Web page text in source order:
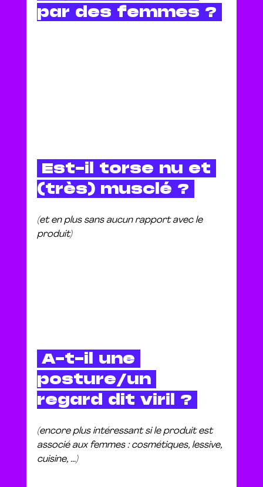
par des femmes ?
Est-il torse nu et
(très) musclé ?
(et en plus sans aucun rapport avec le
produit)
A-t-il une
posture/un
regard dit viril ?
(encore plus intéressant si le produit est
associé aux femmes : cosmétiques, lessive,
cuisine, ...)